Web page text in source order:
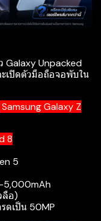
Galaxy Unpacked
เปิดตัวมือถือจอพับใน
Samsung Galaxy Z
8
5
อ)
เป็น 50MP